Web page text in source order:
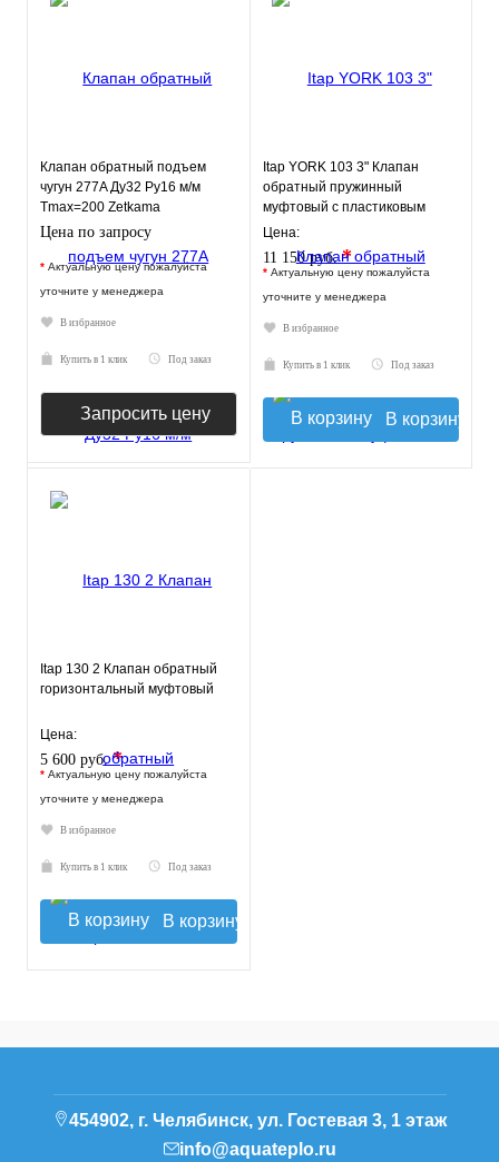
Клапан обратный подъем
чугун 277A Ду32 Ру16 м/м
Tmax=200 Zetkama
277A032C31
Цена по запросу
* Актуальную цену пожалуйста
уточните у менеджера
В избранное
Купить в 1 клик Под заказ
Запросить цену
Itap YORK 103 3" Клапан
обратный пружинный
муфтовый с пластиковым
седлом
Цена:
11 150 руб.*
* Актуальную цену пожалуйста
уточните у менеджера
В избранное
Купить в 1 клик Под заказ
В корзину
Itap 130 2 Клапан обратный
горизонтальный муфтовый
Цена:
5 600 руб.*
* Актуальную цену пожалуйста
уточните у менеджера
В избранное
Купить в 1 клик Под заказ
В корзину
454902, г. Челябинск, ул. Гостевая 3, 1 этаж
info@aquateplo.ru